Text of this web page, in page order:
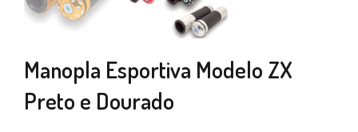
Manopla Esportiva Modelo ZX
Preto e Dourado